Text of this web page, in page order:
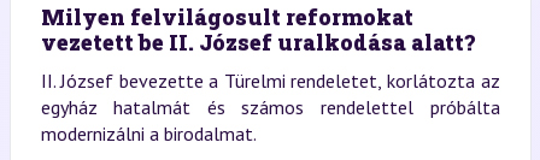
Milyen felvilágosult reformokat
vezetett be II. József uralkodása alatt?
II. József bevezette a Türelmi rendeletet, korlátozta az
egyház hatalmát és számos rendelettel próbálta
modernizálni a birodalmat.